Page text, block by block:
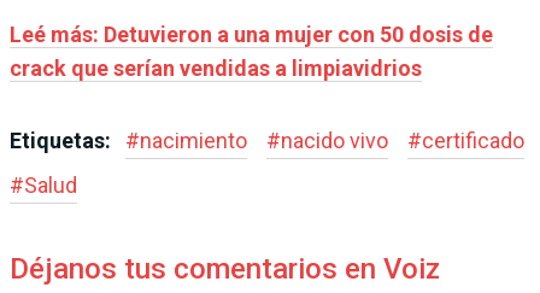
Leé más: Detuvieron a una mujer con 50 dosis de
crack que serían vendidas a limpiavidrios
Etiquetas: #nacimiento #nacido vivo #certificado
#Salud
Déjanos tus comentarios en Voiz